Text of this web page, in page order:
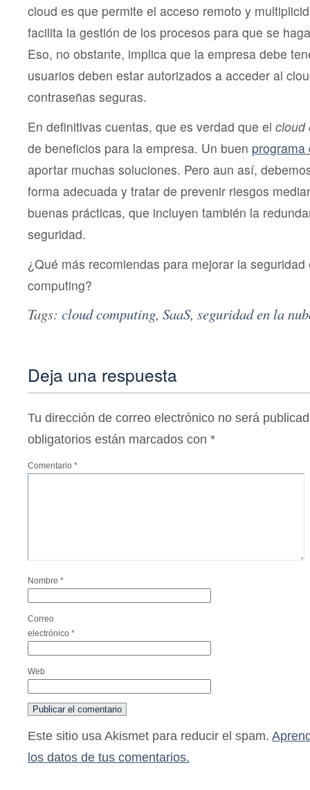
cloud es que permite el acceso remoto y
facilita la gestión de los procesos para que se
Eso, no obstante, implica que la empresa debe
usuarios deben estar autorizados a acceder al
contraseñas seguras.
En definitivas cuentas, que es verdad que el cloud
de beneficios para la empresa. Un buen programa
aportar muchas soluciones. Pero aun así,
forma adecuada y tratar de prevenir riesgos
buenas prácticas, que incluyen también la
seguridad.
¿Qué más recomiendas para mejorar la seguridad
computing?
Tags: cloud computing, SaaS, seguridad en la
Deja una respuesta
Tu dirección de correo electrónico no será
obligatorios están marcados con *
Comentario *
Nombre *
Correo
electrónico *
Web
Este sitio usa Akismet para reducir el spam.
los datos de tus comentarios.